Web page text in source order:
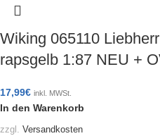
Wiking 065110
rapsgelb 1:87 NEU +
17,99€ inkl. MWSt.
In den Warenkorb
zzgl. Versandkosten